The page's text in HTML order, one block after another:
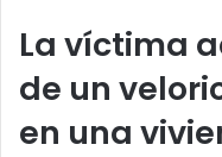
La víctima
de un
en una